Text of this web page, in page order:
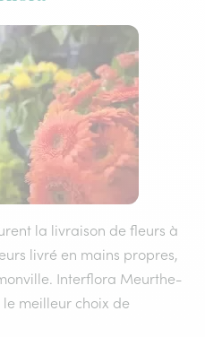
la livraison de fleurs à
livré en mains propres,
Interflora Meurthe-
meilleur choix de